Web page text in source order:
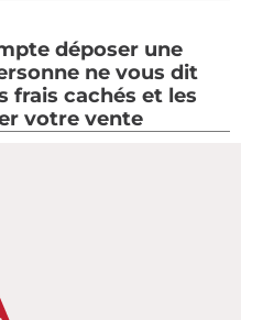
déposer une
ne vous dit
frais cachés et les
votre vente